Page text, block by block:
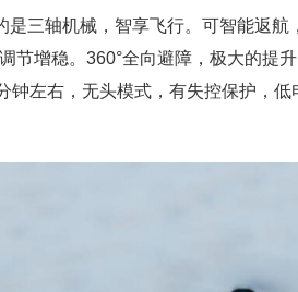
是三轴机械，智享飞行。可智能返
节增稳。360°全向避障，极大的提
左右，无头模式，有失控保护，低